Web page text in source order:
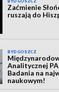
BYDGOSZCZ
Zaćmienie
ruszają do
BYDGOSZCZ
Analitycznej
Badania na
naukowym!